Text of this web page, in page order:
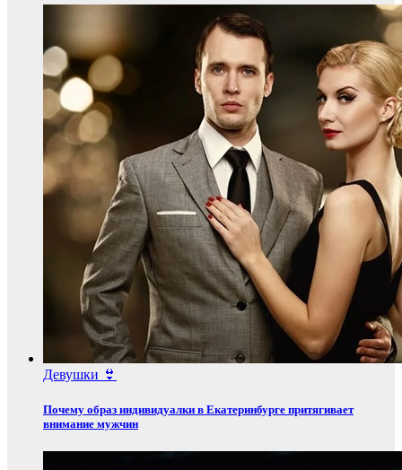
Девушки 👙
Почему образ индивидуалки в Екатеринбурге притягивает
внимание мужчин